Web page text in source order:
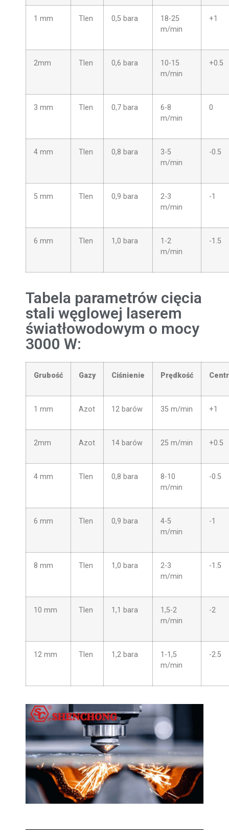
1 mm Tlen 0,5 bara
18-25
m/min
+1
2mm Tlen 0,6 bara
10-15
m/min
+0.5
3 mm Tlen 0,7 bara
6-8
m/min
0
4 mm Tlen 0,8 bara
3-5
m/min
-0.5
5 mm Tlen 0,9 bara
2-3
m/min
-1
6 mm Tlen 1,0 bara
1-2
m/min
-1.5
Tabela parametrów cięcia
stali węglowej laserem
światłowodowym o mocy
3000 W:
Grubość Gazy Ciśnienie Prędkość
1 mm Azot 12 barów 35 m/min +1
2mm Azot 14 barów 25 m/min +0.5
4 mm Tlen 0,8 bara
8-10
m/min
-0.5
6 mm Tlen 0,9 bara
4-5
m/min
-1
8 mm Tlen 1,0 bara
2-3
m/min
-1.5
10 mm Tlen 1,1 bara
1,5-2
m/min
-2
12 mm Tlen 1,2 bara
1-1,5
m/min
-2.5